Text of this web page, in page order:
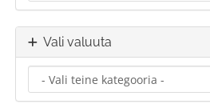
Vali valuuta